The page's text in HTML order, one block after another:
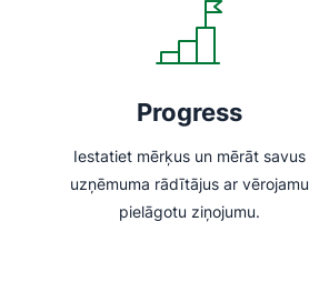
Progress
Iestatiet mērķus un mērāt savus
uzņēmuma rādītājus ar vērojamu
pielāgotu ziņojumu.